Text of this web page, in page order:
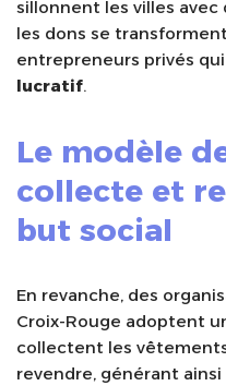
sillonnent les villes
les dons se
entrepreneurs privés
lucratif.
Le modèle
collecte et
but social
En revanche, des
Croix-Rouge adoptent
collectent les
revendre, générant ainsi